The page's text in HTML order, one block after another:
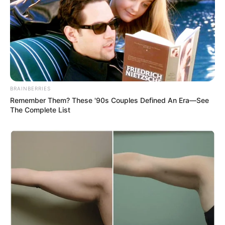
efeito visual de picos de montanhas, algo bem
abstrato.
2. Forre a sua bancada de trabalho com o jornal
para não sujá-la de tinta.
3. Em seguida, aplique sobre as latas uma
camada de primer em spray.
BRAINBERRIES
Remember Them? These '90s Couples Defined An Era—See
The Complete List